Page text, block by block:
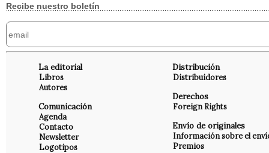
Recibe nuestro boletín
La editorial
Libros
Autores
Comunicación
Agenda
Contacto
Newsletter
Logotipos
Distribución
Distribuidores
Derechos
Foreign Rights
Envío de originales
Información sobre el
Premios